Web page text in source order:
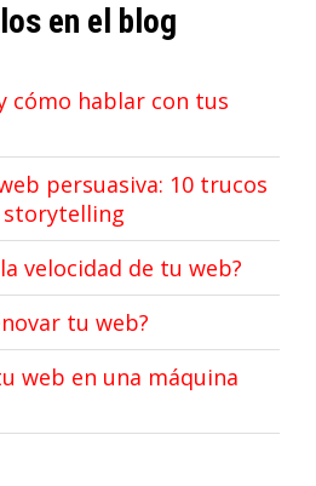
en el blog
cómo hablar con tus
persuasiva: 10 trucos
velocidad de tu web?
tu web?
web en una máquina